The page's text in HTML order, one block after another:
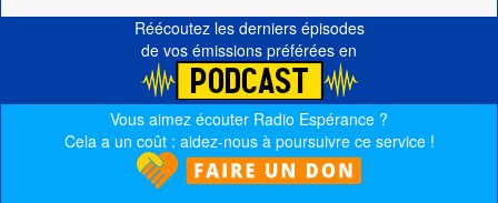
Réécoutez les derniers épisodes
de vos émissions préférées en
Vous aimez écouter Radio Espérance ?
Cela a un coût : aidez-nous à poursuivre ce service !